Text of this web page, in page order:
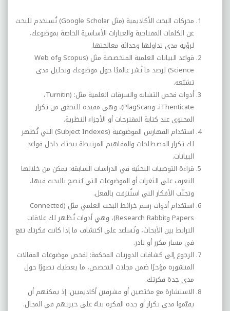
محركات البحث الأكاديمية (مثل Google Scholar) تُستخدم للبحث
عن الكلمات المفتاحية والعبارات الأساسية الخاصة بموضوعك،
لرؤية مدى تداولها وحداثة معالجتها.
قواعد البيانات العلمية المتخصصة مثل (Scopus وWeb of
Science) لرصد ما نُشر عالميًا حول موضوعك وتحليل مدى
تشبّعه.
أدوات فحص التشابه والسرقات العلمية مثل: (Turnitin،
iThenticate، وPlagScan)، وهي مفيدة للتحقق من تكرار
المحتوى عند كتابة المقترحات أو الأجزاء النظرية.
استخدام الفهارس الموضوعية (Subject Indexes) التي تُظهر
لك تكرار المصطلحات والمفاهيم المرتبطة ببحثك داخل قواعد
البيانات.
قراءة التوصيات البحثية في الدراسات السابقة: يمكن من خلالها
التعرف على الثغرات أو الموضوعات التي يُنصح بالبحث فيها،
وتجنّب الأفكار التي استُنزفت بالفعل.
استخدام أدوات رسم خرائط البحث العلمي مثل (Connected
Papers وResearch Rabbit)، وهي أدوات تُظهر لك علاقات
الترابط بين الأبحاث، وتُساعد على اكتشاف ما إذا كانت فكرتك تقع
في مسار مكرر أو نادر.
الرجوع إلى كشافات الدوريات المحكمة: لفحص موضوعات المقالات
المنشورة مؤخرًا ضمن مجلات التخصص، ما يعطيك تصورًا حول
مدى جدة فكرتك.
الاستشارة مع مختصين أو مشرفين أكاديميين: إذ يمكنهم أن
يقيّموا مدى تكرار أو جدة الفكرة بناءً على خبرتهم في المجال.